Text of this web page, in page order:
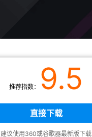
推荐指数： 9.5
直接下载
建议使用360或谷歌器最新版下载